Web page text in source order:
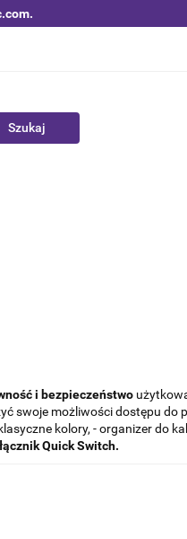
i bezpieczeństwo
swoje możliwości dostępu do
kolory, - organizer do
Quick Switch.